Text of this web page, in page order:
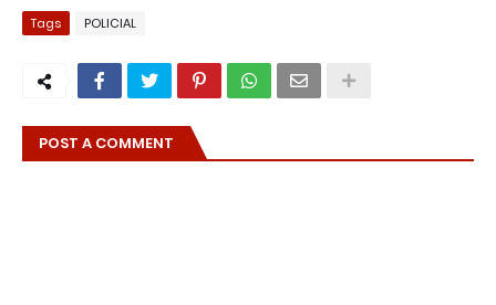
Tags POLICIAL
POST A COMMENT